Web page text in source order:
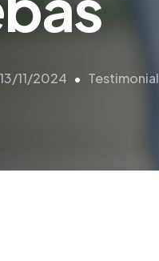
13/11/2024 Testimonial